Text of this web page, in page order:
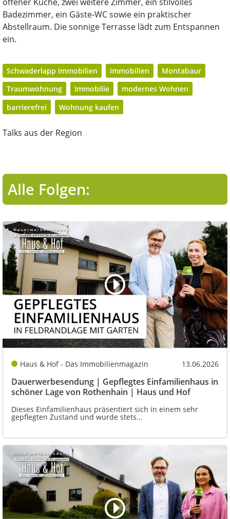
Badezimmer, ein Gäste-WC sowie ein praktischer
Abstellraum. Die sonnige Terrasse lädt zum Entspannen
ein.
Schwaderlapp Immobilien Immobilien
Montabaur
Traumwohnung
Immobilie
modernes Wohnen
barrierefrei
Wohnung kaufen
Talks aus der Region
Alle Folgen:
Haus & Hof - Das Immobilienmagazin 13.06.2026
Dauerwerbesendung | Gepflegtes Einfamilienhaus in
schöner Lage von Rothenhain | Haus und Hof
Dieses Einfamilienhaus präsentiert sich in einem sehr
gepflegten Zustand und wurde stets...